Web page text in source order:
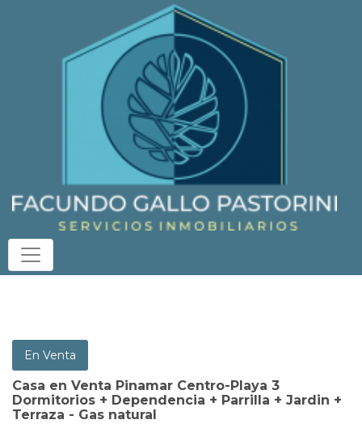
En Venta
Casa en Venta Pinamar Centro-Playa 3
Dormitorios + Dependencia + Parrilla + Jardin +
Terraza - Gas natural